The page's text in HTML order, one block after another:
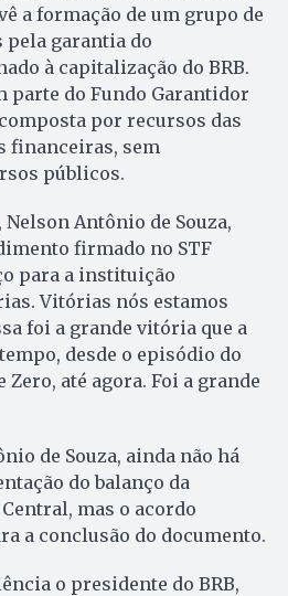
a formação de um grupo de
pela garantia do
à capitalização do BRB.
parte do Fundo Garantidor
por recursos das
sem
públicos.
Nelson Antônio de Souza,
firmado no STF
para a instituição
Vitórias nós estamos
foi a grande vitória que a
desde o episódio do
até agora. Foi a grande
de Souza, ainda não há
do balanço da
mas o acordo
a conclusão do documento.
o presidente do BRB,